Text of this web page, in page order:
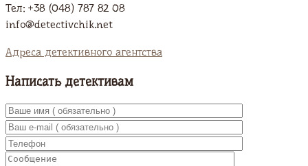
Тел: +38 (048) 787 82 08
info@detectivchik.net
Адреса детективного агентства
Написать детективам